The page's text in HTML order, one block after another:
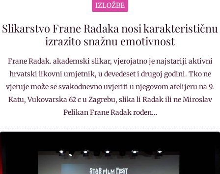
IZLOŽBE
Slikarstvo Frane Radaka nosi karakterističnu
izrazito snažnu emotivnost
Frane Radak. akademski slikar, vjerojatno je najstariji aktivni
hrvatski likovni umjetnik, u devedeset i drugoj godini. Tko ne
vjeruje može se svakodnevno uvjeriti u njegovom atelijeru na 9.
Katu, Vukovarska 62 c u Zagrebu, slika li Radak ili ne Miroslav
Pelikan Frane Radak rođen…